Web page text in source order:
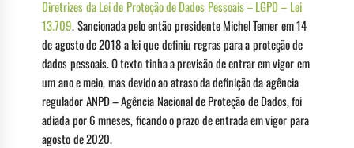
Diretrizes da Lei de Proteção de Dados Pessoais – LGPD – Lei
13.709. Sancionada pelo então presidente Michel Temer em 14
de agosto de 2018 a lei que definiu regras para a proteção de
dados pessoais. O texto tinha a previsão de entrar em vigor em
um ano e meio, mas devido ao atraso da definição da agência
regulador ANPD – Agência Nacional de Proteção de Dados, foi
adiada por 6 mneses, ficando o prazo de entrada em vigor para
agosto de 2020.